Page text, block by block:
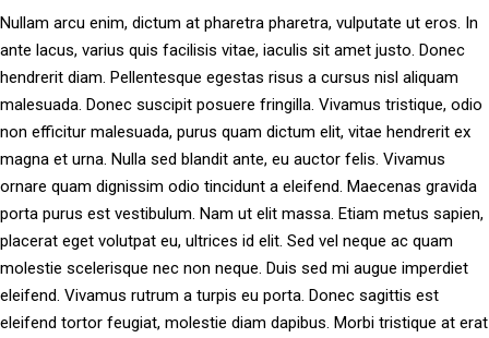
Nullam arcu enim, dictum at pharetra pharetra, vulputate ut eros. In
ante lacus, varius quis facilisis vitae, iaculis sit amet justo. Donec
hendrerit diam. Pellentesque egestas risus a cursus nisl aliquam
malesuada. Donec suscipit posuere fringilla. Vivamus tristique, odio
non efficitur malesuada, purus quam dictum elit, vitae hendrerit ex
magna et urna. Nulla sed blandit ante, eu auctor felis. Vivamus
ornare quam dignissim odio tincidunt a eleifend. Maecenas gravida
porta purus est vestibulum. Nam ut elit massa. Etiam metus sapien,
placerat eget volutpat eu, ultrices id elit. Sed vel neque ac quam
molestie scelerisque nec non neque. Duis sed mi augue imperdiet
eleifend. Vivamus rutrum a turpis eu porta. Donec sagittis est
eleifend tortor feugiat, molestie diam dapibus. Morbi tristique at erat